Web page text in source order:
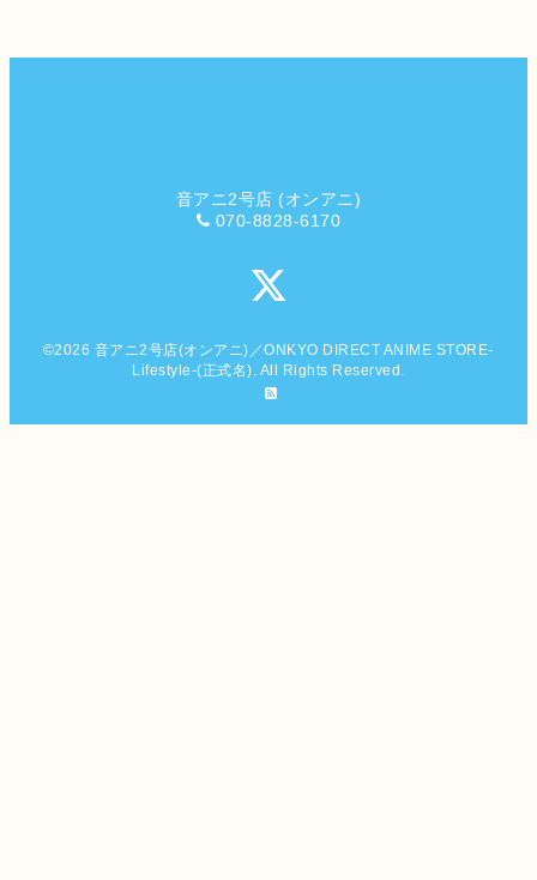
音アニ2号店 (オンアニ)
070-8828-6170
©2026 音アニ2号店(オンアニ)／ONKYO DIRECT ANIME STORE-
Lifestyle-(正式名). All Rights Reserved.